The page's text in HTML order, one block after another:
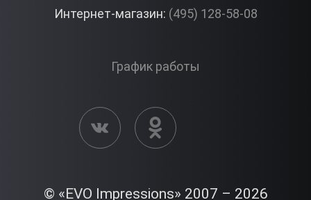
Активация сертификата
Интернет-магазин: (495) 128-58-08
График работы
© «EVO Impressions» 2007 – 2026